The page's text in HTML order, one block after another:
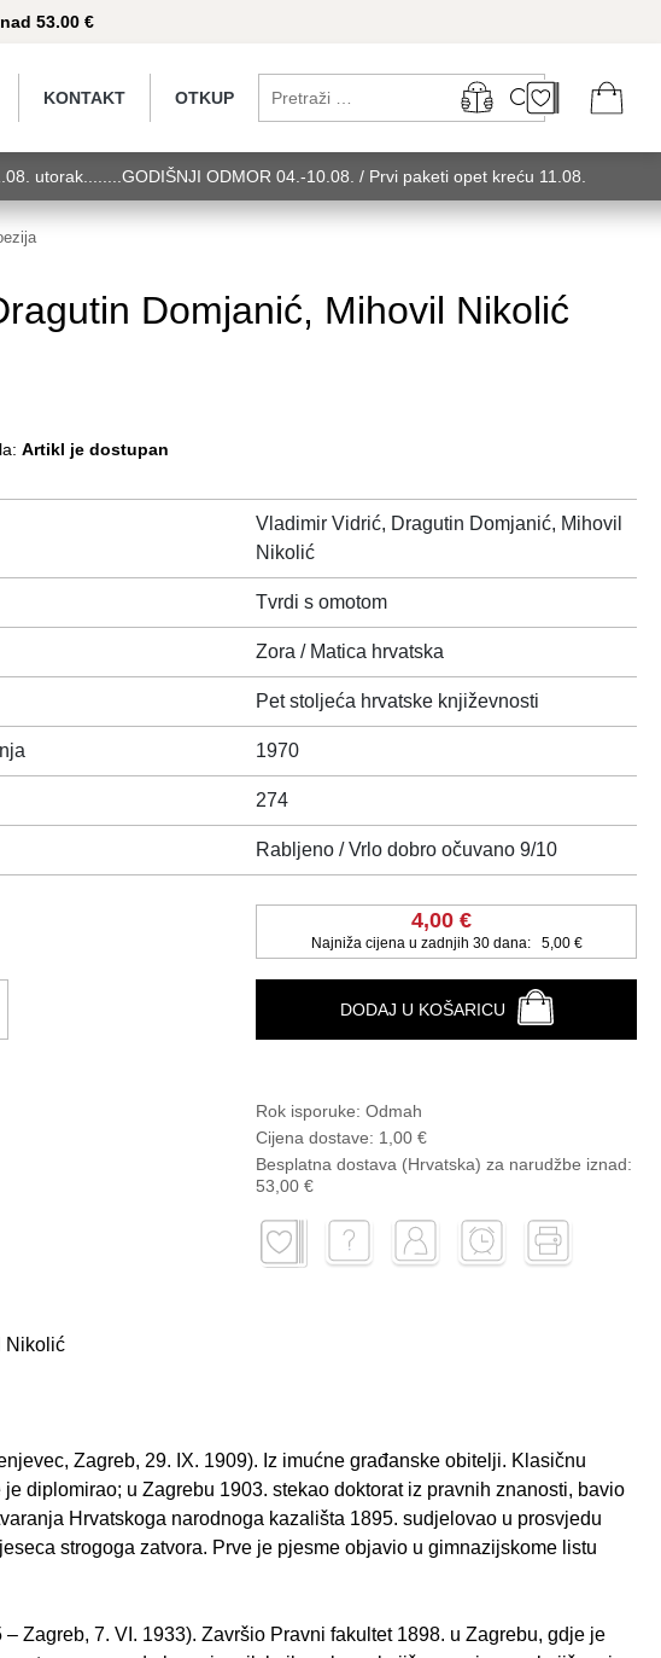
53.00 €
KONTAKT OTKUP
utorak........GODIŠNJI ODMOR 04.-10.08. / Prvi paketi opet kreću 11.08.
kreću 11.08. utorak........GODIŠNJI ODMOR 04.-10.08. / Prvi paketi opet kreću
opet kreću 11.08. utorak........GODIŠNJI ODMOR 0
Domjanić, Mihovil Nikolić
Artikl je dostupan
Vladimir Vidrić, Dragutin Domjanić, Mihovil
Nikolić
Tvrdi s omotom
Zora / Matica hrvatska
Pet stoljeća hrvatske književnosti
1970
274
Rabljeno / Vrlo dobro očuvano 9/10
4,00 €
Najniža cijena u zadnjih 30 dana: 5,00 €
DODAJ U KOŠARICU
Rok isporuke: Odmah
Cijena dostave: 1,00 €
Besplatna dostava (Hrvatska) za narudžbe iznad:
53,00 €
Nikolić
Zagreb, 29. IX. 1909). Iz imućne građanske obitelji. Klasičnu
diplomirao; u Zagrebu 1903. stekao doktorat iz pravnih znanosti, bavio
Hrvatskoga narodnoga kazališta 1895. sudjelovao u prosvjedu
strogoga zatvora. Prve je pjesme objavio u gimnazijskome listu
Zagreb, 7. VI. 1933). Završio Pravni fakultet 1898. u Zagrebu, gdje je